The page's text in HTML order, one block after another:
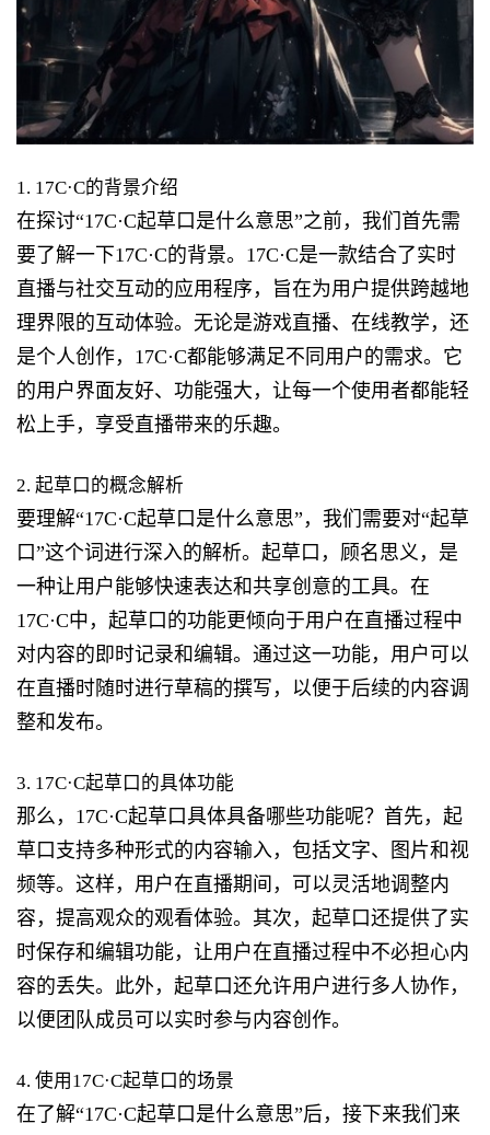
1. 17C·C的背景介绍
在探讨“17C·C起草口是什么意思”之前，我们首先需
要了解一下17C·C的背景。17C·C是一款结合了实时
直播与社交互动的应用程序，旨在为用户提供跨越地
理界限的互动体验。无论是游戏直播、在线教学，还
是个人创作，17C·C都能够满足不同用户的需求。它
的用户界面友好、功能强大，让每一个使用者都能轻
松上手，享受直播带来的乐趣。
2. 起草口的概念解析
要理解“17C·C起草口是什么意思”，我们需要对“起草
口”这个词进行深入的解析。起草口，顾名思义，是
一种让用户能够快速表达和共享创意的工具。在
17C·C中，起草口的功能更倾向于用户在直播过程中
对内容的即时记录和编辑。通过这一功能，用户可以
在直播时随时进行草稿的撰写，以便于后续的内容调
整和发布。
3. 17C·C起草口的具体功能
那么，17C·C起草口具体具备哪些功能呢？首先，起
草口支持多种形式的内容输入，包括文字、图片和视
频等。这样，用户在直播期间，可以灵活地调整内
容，提高观众的观看体验。其次，起草口还提供了实
时保存和编辑功能，让用户在直播过程中不必担心内
容的丢失。此外，起草口还允许用户进行多人协作，
以便团队成员可以实时参与内容创作。
4. 使用17C·C起草口的场景
在了解“17C·C起草口是什么意思”后，接下来我们来